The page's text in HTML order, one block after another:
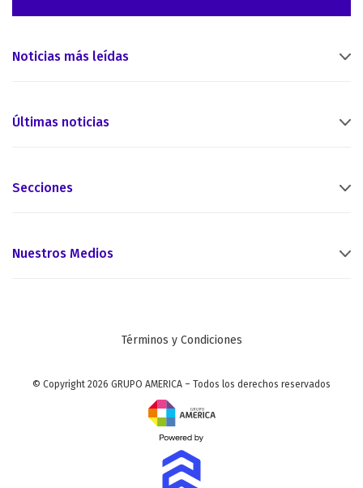
Noticias más leídas
Últimas noticias
Secciones
Nuestros Medios
Términos y Condiciones
© Copyright 2026 GRUPO AMERICA – Todos los derechos reservados